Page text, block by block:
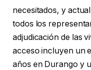
necesitados, y
todos los
adjudicación de las
acceso incluyen un
años en Durango y